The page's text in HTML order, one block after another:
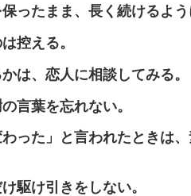
ったまま、長く続けるよう
控える。
は、恋人に相談してみる。
言葉を忘れない。
った」と言われたときは
駆け引きをしない。